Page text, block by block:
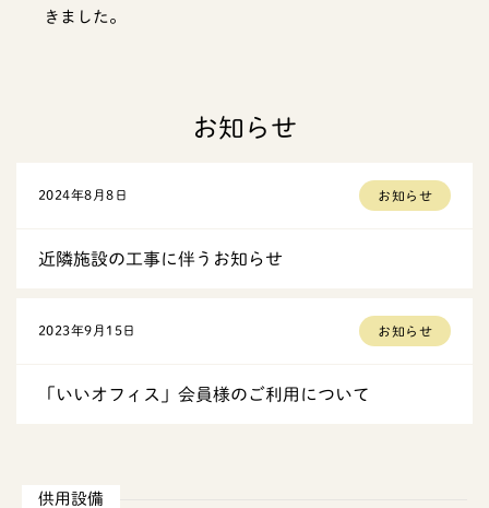
きました。
お知らせ
2024年8月8日 お知らせ
近隣施設の工事に伴うお知らせ
2023年9月15日 お知らせ
「いいオフィス」会員様のご利用について